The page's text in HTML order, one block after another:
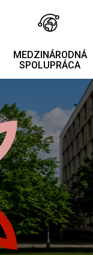
MEDZINÁRODNÁ
SPOLUPRÁCA